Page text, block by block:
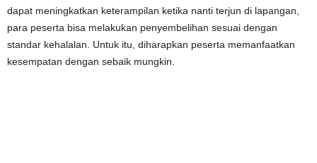
dapat meningkatkan keterampilan ketika nanti terjun di lapangan,
para peserta bisa melakukan penyembelihan sesuai dengan
standar kehalalan. Untuk itu, diharapkan peserta memanfaatkan
kesempatan dengan sebaik mungkin.